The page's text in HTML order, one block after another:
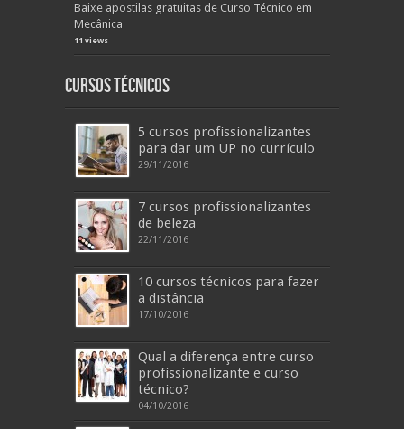
Baixe apostilas gratuitas de Curso Técnico em
Mecânica
11 views
Cursos Técnicos
5 cursos profissionalizantes
para dar um UP no currículo
29/11/2016
7 cursos profissionalizantes
de beleza
22/11/2016
10 cursos técnicos para fazer
a distância
17/10/2016
Qual a diferença entre curso
profissionalizante e curso
técnico?
04/10/2016